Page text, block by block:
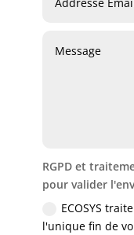
RGPD et
pour valider
ECOSYS
l'unique fin de